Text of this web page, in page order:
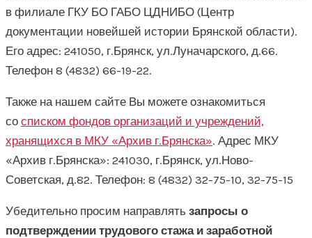
в филиале ГКУ БО ГАБО ЦДНИБО (Центр
документации новейшей истории Брянской области).
Его адрес: 241050, г.Брянск, ул.Луначарского, д.66.
Телефон 8 (4832) 66-19-22.
Также на нашем сайте Вы можете ознакомиться
со списком фондов организаций и учреждений,
хранящихся в МКУ «Архив г.Брянска». Адрес МКУ
«Архив г.Брянска»: 241030, г.Брянск, ул.Ново-
Советская, д.82. Телефон: 8 (4832) 32-75-10, 32-75-15
Убедительно просим направлять запросы о
подтверждении трудового стажа и заработной